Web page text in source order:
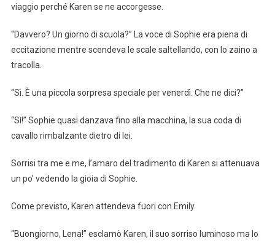
viaggio perché Karen se ne accorgesse.
“Davvero? Un giorno di scuola?” La voce di Sophie era piena di
eccitazione mentre scendeva le scale saltellando, con lo zaino a
tracolla.
“Sì. È una piccola sorpresa speciale per venerdì. Che ne dici?”
“Sì!” Sophie quasi danzava fino alla macchina, la sua coda di
cavallo rimbalzante dietro di lei.
Sorrisi tra me e me, l’amaro del tradimento di Karen si attenuava
un po’ vedendo la gioia di Sophie.
Come previsto, Karen attendeva fuori con Emily.
“Buongiorno, Lena!” esclamò Karen, il suo sorriso luminoso ma lo